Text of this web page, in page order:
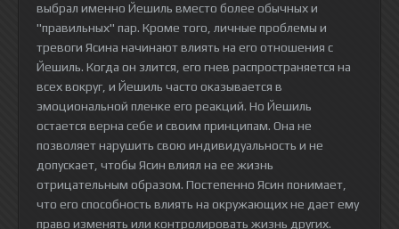
выбрал именно Йешиль вместо более обычных и
"правильных" пар. Кроме того, личные проблемы и
тревоги Ясина начинают влиять на его отношения с
Йешиль. Когда он злится, его гнев распространяется на
всех вокруг, и Йешиль часто оказывается в
эмоциональной пленке его реакций. Но Йешиль
остается верна себе и своим принципам. Она не
позволяет нарушить свою индивидуальность и не
допускает, чтобы Ясин влиял на ее жизнь
отрицательным образом. Постепенно Ясин понимает,
что его способность влиять на окружающих не дает ему
право изменять или контролировать жизнь других.